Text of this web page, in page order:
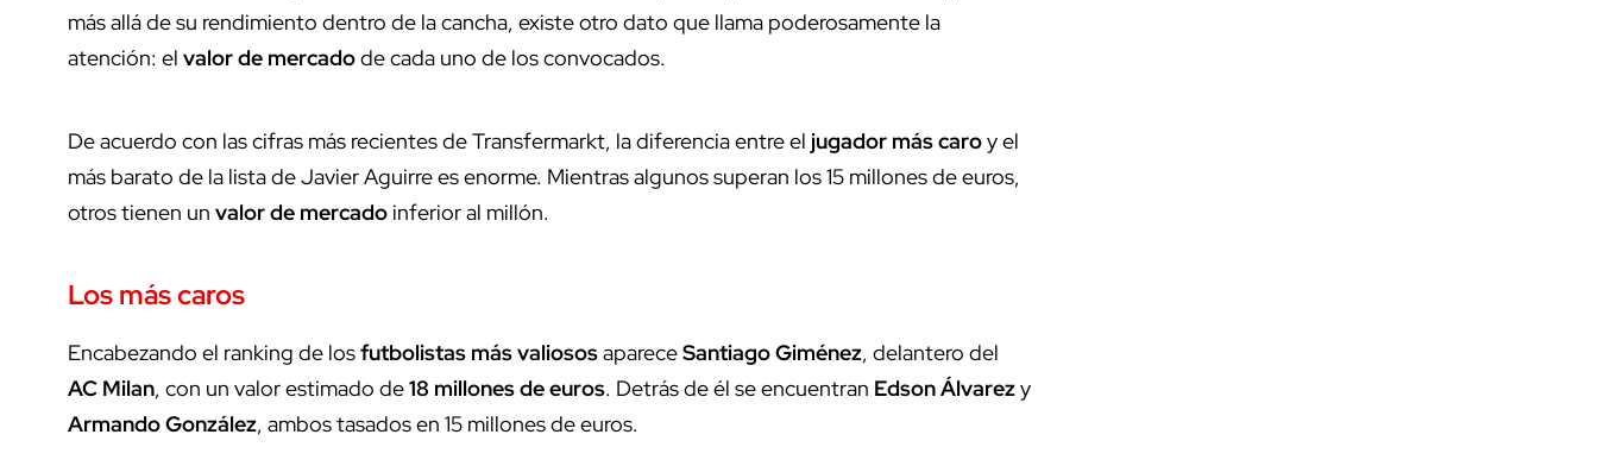
más allá de su rendimiento dentro de la cancha, existe otro dato que llama poderosamente la
atención: el valor de mercadode cada uno de los convocados.
De acuerdo con las cifras más recientes de Transfermarkt, la diferencia entre el jugador más caroy el
más barato de la lista de Javier Aguirre es enorme. Mientras algunos superan los 15 millones de euros,
otros tienen un valor de mercado inferior al millón.
Los más caros
Encabezando el ranking de losfutbolistas más valiososapareceSantiago Giménez, delantero del
AC Milan, con un valor estimado de18 millones de euros. Detrás de él se encuentran Edson Álvarezy
Armando González, ambos tasados en 15 millones de euros.